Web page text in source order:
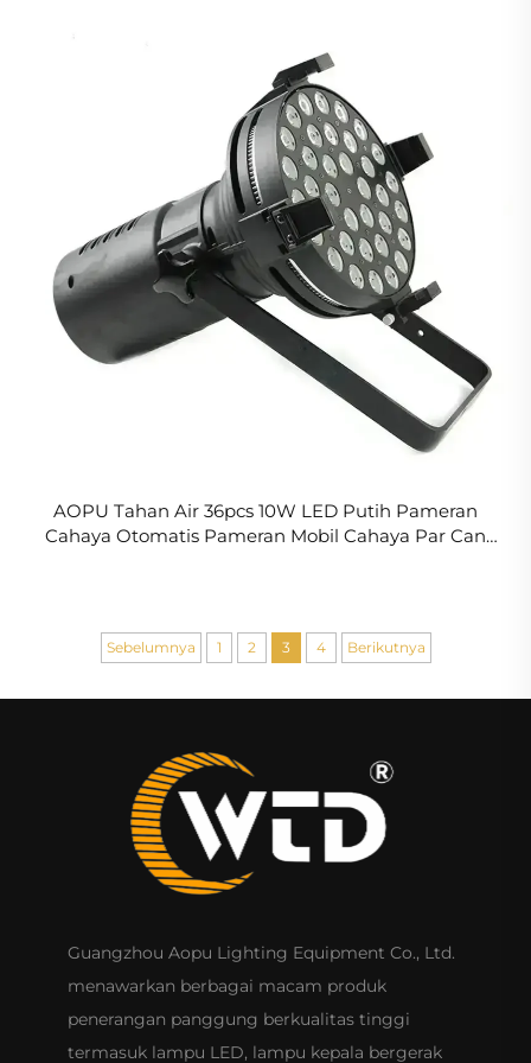
AOPU Tahan Air 36pcs 10W LED Putih Pameran
Cahaya Otomatis Pameran Mobil Cahaya Par Can
Sebelumnya 1 2 3 4 Berikutnya
Guangzhou Aopu Lighting Equipment Co., Ltd.
menawarkan berbagai macam produk
penerangan panggung berkualitas tinggi
termasuk lampu LED, lampu kepala bergerak